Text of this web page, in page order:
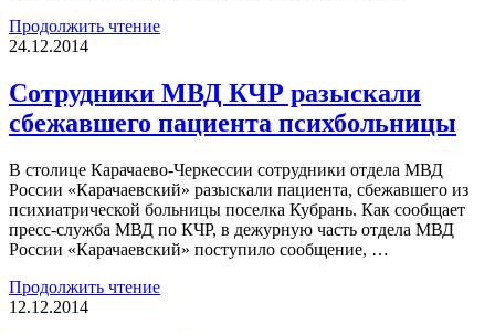
Продолжить чтение
24.12.2014
Сотрудники МВД КЧР разыскали
сбежавшего пациента психбольницы
В столице Карачаево-Черкессии сотрудники отдела МВД
России «Карачаевский» разыскали пациента, сбежавшего из
психиатрической больницы поселка Кубрань. Как сообщает
пресс-служба МВД по КЧР, в дежурную часть отдела МВД
России «Карачаевский» поступило сообщение, …
Продолжить чтение
12.12.2014